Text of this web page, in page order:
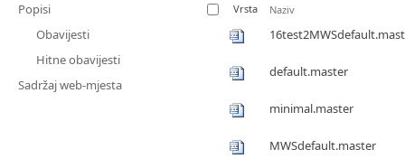
Popisi
Obavijesti
Hitne obavijesti
Sadržaj web-mjesta
Vrsta Naziv
default.master
minimal.master
MWSdefault.master